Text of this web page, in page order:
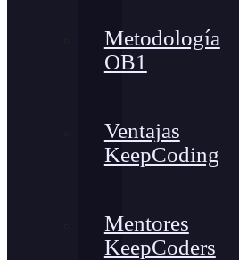
Metodología
OB1
Ventajas
KeepCoding
Mentores
KeepCoders